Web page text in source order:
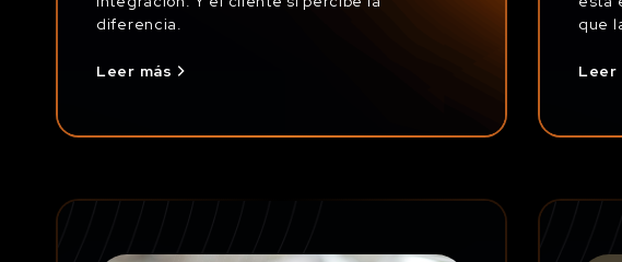
diferencia.
Leer más
que
Leer